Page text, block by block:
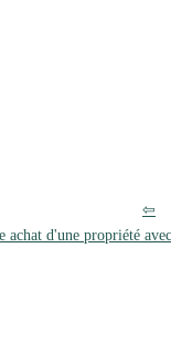
achat d'une propriété